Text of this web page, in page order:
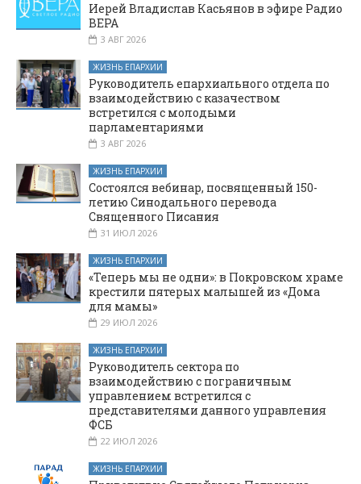
Иерей Владислав Касьянов в эфире Радио
ВЕРА
3 АВГ 2026
ЖИЗНЬ ЕПАРХИИ
Руководитель епархиального отдела по
взаимодействию с казачеством
встретился с молодыми
парламентариями
3 АВГ 2026
ЖИЗНЬ ЕПАРХИИ
Состоялся вебинар, посвященный 150-
летию Синодального перевода
Священного Писания
31 ИЮЛ 2026
ЖИЗНЬ ЕПАРХИИ
«Теперь мы не одни»: в Покровском храме
крестили пятерых малышей из «Дома
для мамы»
29 ИЮЛ 2026
ЖИЗНЬ ЕПАРХИИ
Руководитель сектора по
взаимодействию с пограничным
управлением встретился с
представителями данного управления
ФСБ
22 ИЮЛ 2026
ЖИЗНЬ ЕПАРХИИ